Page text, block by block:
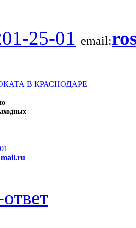
25-01 email:
В КРАСНОДАРЕ